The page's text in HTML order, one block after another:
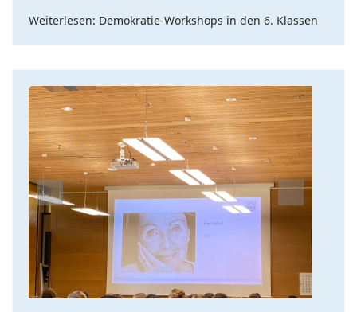
Weiterlesen: Demokratie-Workshops in den 6. Klassen
Previous